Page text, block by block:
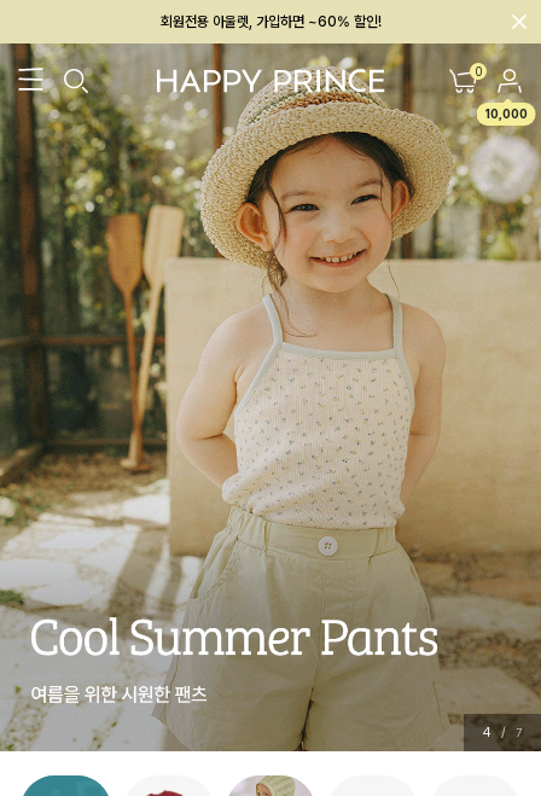
회원전용 아울렛, 가입하면 ~60% 할인!
멤버십 최대 28,000원 혜택 0
10,000
26SS 신상 BEST BABY[6~12M] 아우터/상의 하의/레깅스
5 / 7